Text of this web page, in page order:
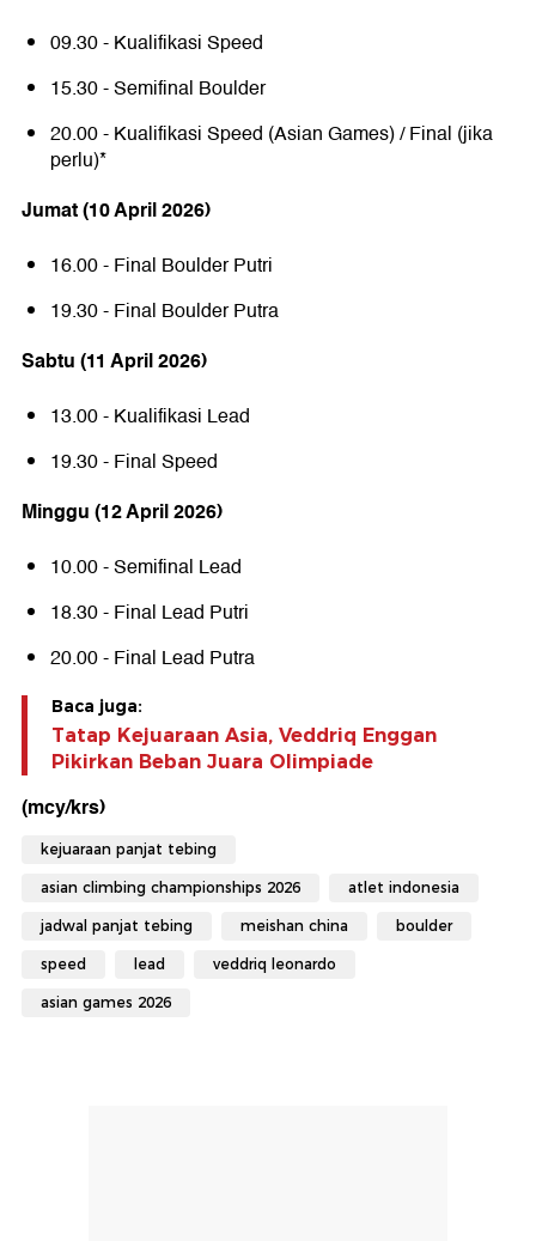
09.30 - Kualifikasi Speed
15.30 - Semifinal Boulder
20.00 - Kualifikasi Speed (Asian Games) / Final (jika
perlu)*
Jumat (10 April 2026)
16.00 - Final Boulder Putri
19.30 - Final Boulder Putra
Sabtu (11 April 2026)
13.00 - Kualifikasi Lead
19.30 - Final Speed
Minggu (12 April 2026)
10.00 - Semifinal Lead
18.30 - Final Lead Putri
20.00 - Final Lead Putra
Baca juga:
Tatap Kejuaraan Asia, Veddriq Enggan
Pikirkan Beban Juara Olimpiade
(mcy/krs)
kejuaraan panjat tebing
asian climbing championships 2026 atlet indonesia
jadwal panjat tebing meishan china boulder
speed lead veddriq leonardo
asian games 2026